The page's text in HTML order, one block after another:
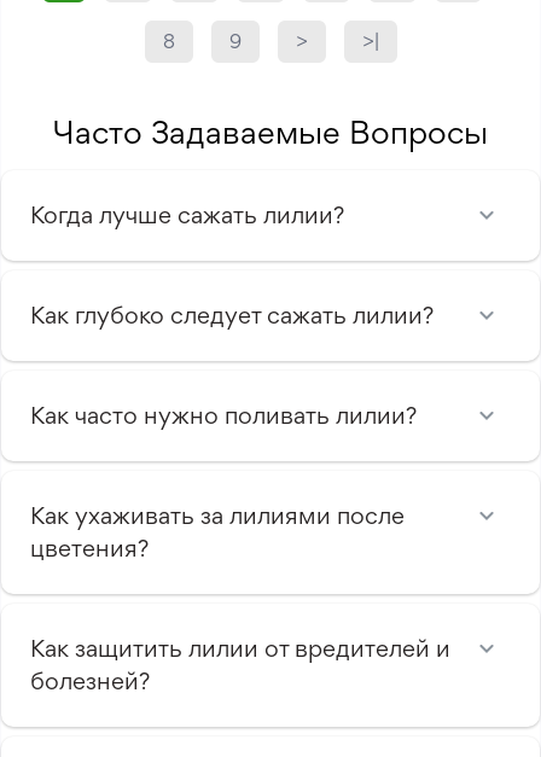
8 9 > >|
Часто Задаваемые Вопросы
Когда лучше сажать лилии?
Как глубоко следует сажать лилии?
Как часто нужно поливать лилии?
Как ухаживать за лилиями после
цветения?
Как защитить лилии от вредителей и
болезней?